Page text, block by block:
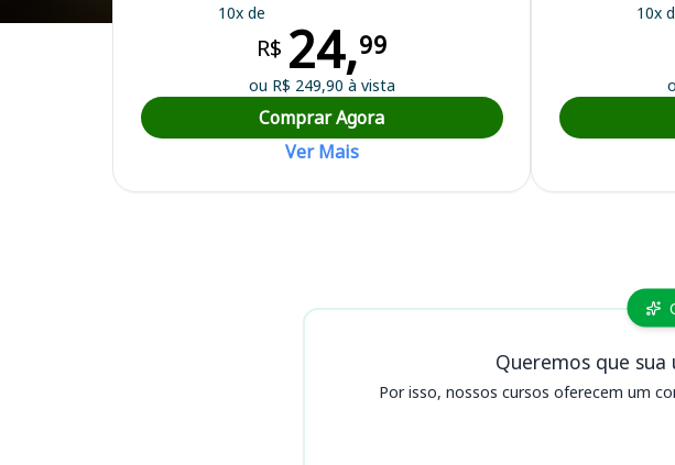
Curso Preparatório para o Concurso PC RS - Polícia Civil do Rio Grande do Sul
10x de
R$ 24,99
ou R$ 249,90 à vista
Comprar Agora
Ver Mais
10x
Queremos que sua
Por isso, nossos cursos oferecem um